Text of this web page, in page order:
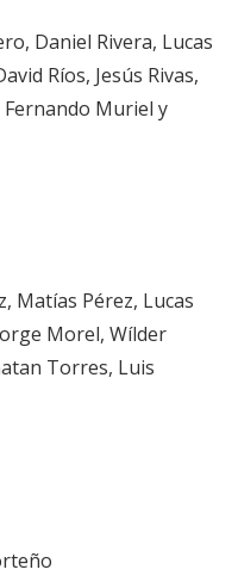
Daniel Rivera, Lucas
Ríos, Jesús Rivas,
Fernando Muriel y
Matías Pérez, Lucas
Morel, Wílder
Torres, Luis